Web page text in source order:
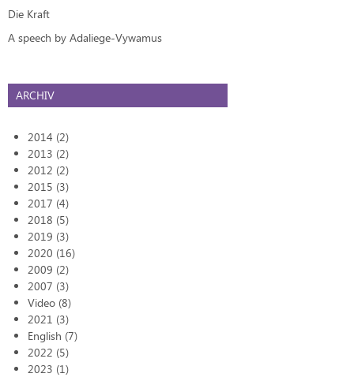
Die Kraft
A speech by Adaliege-Vywamus
ARCHIV
2014 (2)
2013 (2)
2012 (2)
2015 (3)
2017 (4)
2018 (5)
2019 (3)
2020 (16)
2009 (2)
2007 (3)
Video (8)
2021 (3)
English (7)
2022 (5)
2023 (1)